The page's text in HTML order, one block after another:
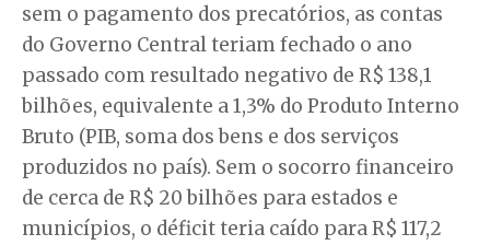
sem o pagamento dos precatórios, as contas
do Governo Central teriam fechado o ano
passado com resultado negativo de R$ 138,1
bilhões, equivalente a 1,3% do Produto Interno
Bruto (PIB, soma dos bens e dos serviços
produzidos no país). Sem o socorro financeiro
de cerca de R$ 20 bilhões para estados e
municípios, o déficit teria caído para R$ 117,2